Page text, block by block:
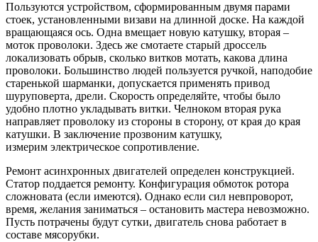
Пользуются устройством, сформированным двумя парами
стоек, установленными визави на длинной доске. На каждой
вращающаяся ось. Одна вмещает новую катушку, вторая –
моток проволоки. Здесь же смотаете старый дроссель
локализовать обрыв, сколько витков мотать, какова длина
проволоки. Большинство людей пользуется ручкой, наподобие
старенькой шарманки, допускается применять привод
шуруповерта, дрели. Скорость определяйте, чтобы было
удобно плотно укладывать витки. Челноком вторая рука
направляет проволоку из стороны в сторону, от края до края
катушки. В заключение прозвоним катушку,
измерим электрическое сопротивление.
Ремонт асинхронных двигателей определен конструкцией.
Статор поддается ремонту. Конфигурация обмоток ротора
сложновата (если имеются). Однако если сил невпроворот,
время, желания заниматься – остановить мастера невозможно.
Пусть потрачены будут сутки, двигатель снова работает в
составе мясорубки.